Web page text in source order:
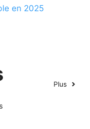
en 2025
Plus